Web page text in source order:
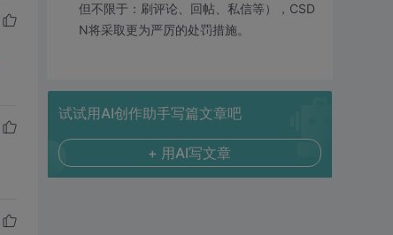
但不限于：刷评论、回帖、私信等），CSD
N将采取更为严厉的处罚措施。
试试用AI创作助手写篇文章吧
+ 用AI写文章